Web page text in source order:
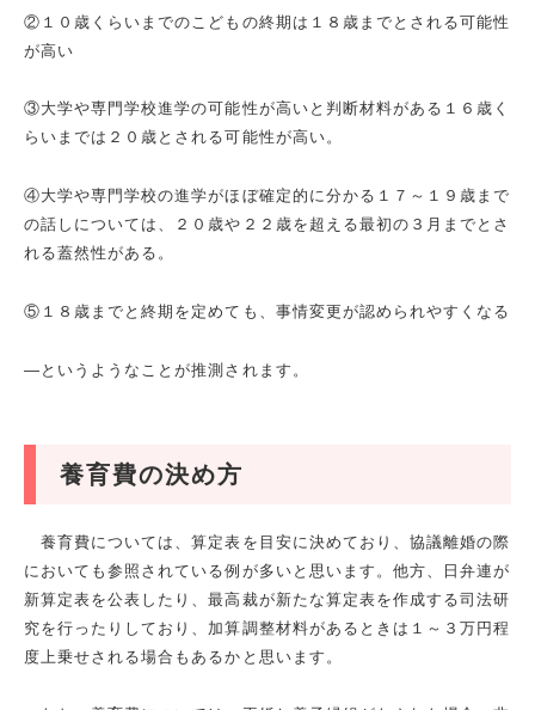
②１０歳くらいまでのこどもの終期は１８歳までとされる可能性
が高い
③大学や専門学校進学の可能性が高いと判断材料がある１６歳く
らいまでは２０歳とされる可能性が高い。
④大学や専門学校の進学がほぼ確定的に分かる１７～１９歳まで
の話しについては、２０歳や２２歳を超える最初の３月までとさ
れる蓋然性がある。
⑤１８歳までと終期を定めても、事情変更が認められやすくなる
―というようなことが推測されます。
養育費の決め方
養育費については、算定表を目安に決めており、協議離婚の際
においても参照されている例が多いと思います。他方、日弁連が
新算定表を公表したり、最高裁が新たな算定表を作成する司法研
究を行ったりしており、加算調整材料があるときは１～３万円程
度上乗せされる場合もあるかと思います。